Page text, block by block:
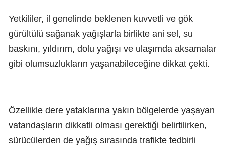
Yetkililer, il genelinde beklenen kuvvetli ve gök
gürültülü sağanak yağışlarla birlikte ani sel, su
baskını, yıldırım, dolu yağışı ve ulaşımda aksamalar
gibi olumsuzlukların yaşanabileceğine dikkat çekti.
Özellikle dere yataklarına yakın bölgelerde yaşayan
vatandaşların dikkatli olması gerektiği belirtilirken,
sürücülerden de yağış sırasında trafikte tedbirli